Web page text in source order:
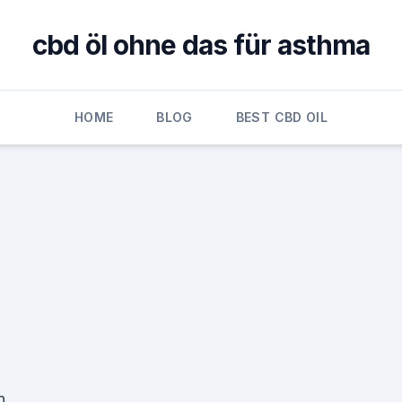
cbd öl ohne das für asthma
HOME BLOG BEST CBD OIL